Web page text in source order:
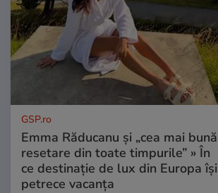
GSP.ro
Emma Răducanu și „cea mai bună
resetare din toate timpurile” » În
ce destinație de lux din Europa își
petrece vacanța